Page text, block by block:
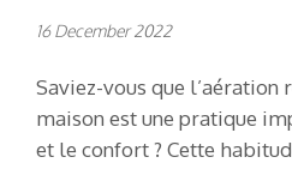
16 December 2022
Saviez-vous que l’aération
maison est une pratique
et le confort ? Cette